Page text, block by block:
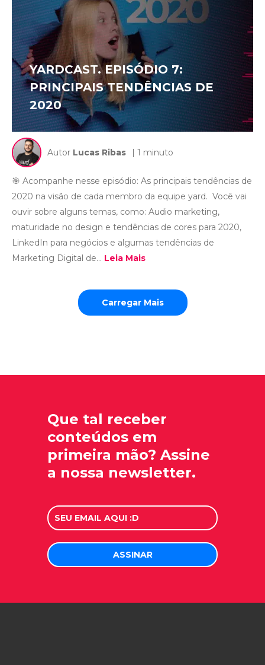
YARDCAST. EPISÓDIO 7:
PRINCIPAIS TENDÊNCIAS DE
2020
Autor Lucas Ribas | 1 minuto
🎯 Acompanhe nesse episódio: As principais tendências de
2020 na visão de cada membro da equipe yard. Você vai
ouvir sobre alguns temas, como: Audio marketing,
maturidade no design e tendências de cores para 2020,
LinkedIn para negócios e algumas tendências de
Marketing Digital de... Leia Mais
Carregar Mais
Que tal receber
conteúdos em
primeira mão? Assine
a nossa newsletter.